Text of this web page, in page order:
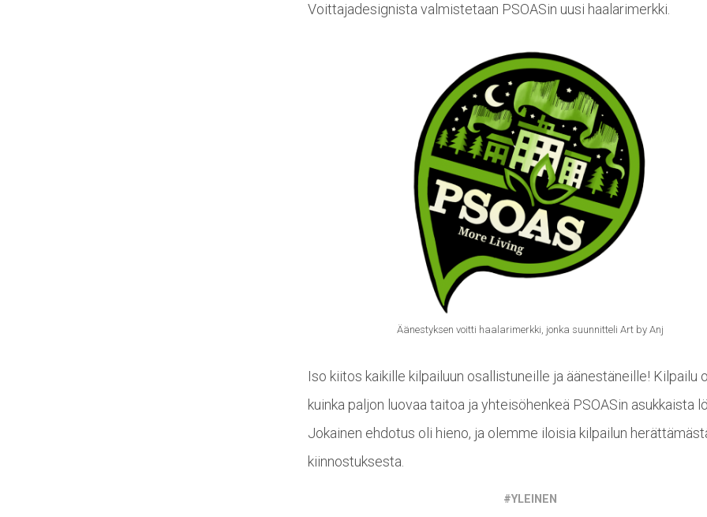
Voittajadesignista valmistetaan PSOASin uusi haalarimerkki.
Äänestyksen voitti haalarimerkki, jonka suunnitteli Art by Anj
Iso kiitos kaikille kilpailuun osallistuneille ja äänestäneille! Kilpailu
kuinka paljon luovaa taitoa ja yhteisöhenkeä PSOASin asukkaista
Jokainen ehdotus oli hieno, ja olemme iloisia kilpailun
kiinnostuksesta.
YLEINEN